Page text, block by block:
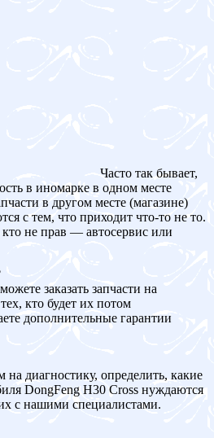
Часто так бывает,
в иномарке в одном месте
в другом месте (магазине)
с тем, что приходит что-то не то.
не прав — автосервис или
заказать запчасти на
кто будет их потом
дополнительные гарантии
диагностику, определить, какие
DongFeng H30 Cross нуждаются
их с нашими специалистами.